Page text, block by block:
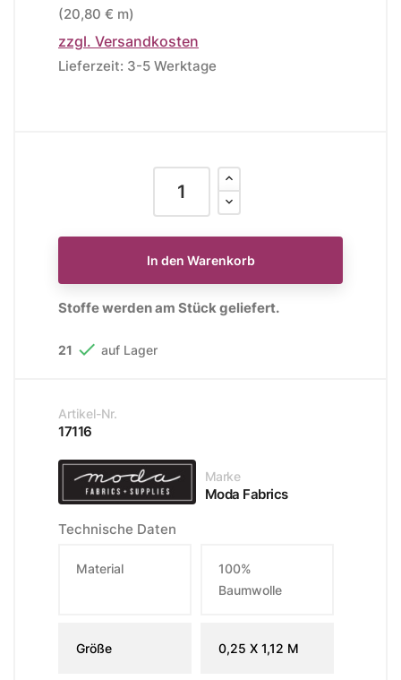
(20,80 € m)
zzgl. Versandkosten
Lieferzeit: 3-5 Werktage
In den Warenkorb
Stoffe werden am Stück geliefert.
21  auf Lager
Artikel-Nr.
17116
Marke
Moda Fabrics
Technische Daten
Material
100%
Baumwolle
Größe 0,25 X 1,12 M